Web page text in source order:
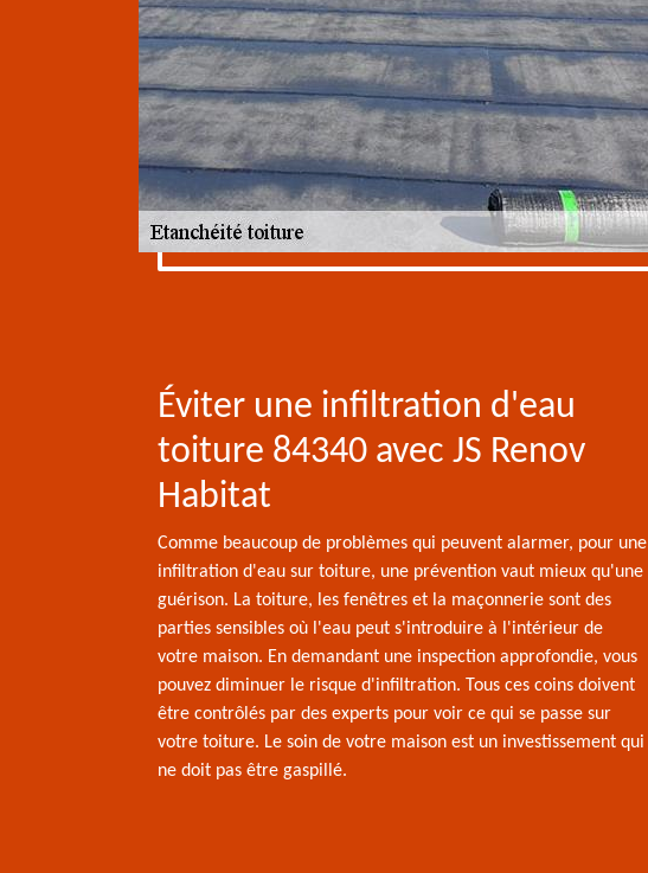
Éviter une infiltration d'eau
toiture 84340 avec JS Renov
Habitat
Comme beaucoup de problèmes qui peuvent alarmer, pour une
infiltration d'eau sur toiture, une prévention vaut mieux qu'une
guérison. La toiture, les fenêtres et la maçonnerie sont des
parties sensibles où l'eau peut s'introduire à l'intérieur de
votre maison. En demandant une inspection approfondie, vous
pouvez diminuer le risque d'infiltration. Tous ces coins doivent
être contrôlés par des experts pour voir ce qui se passe sur
votre toiture. Le soin de votre maison est un investissement qui
ne doit pas être gaspillé.